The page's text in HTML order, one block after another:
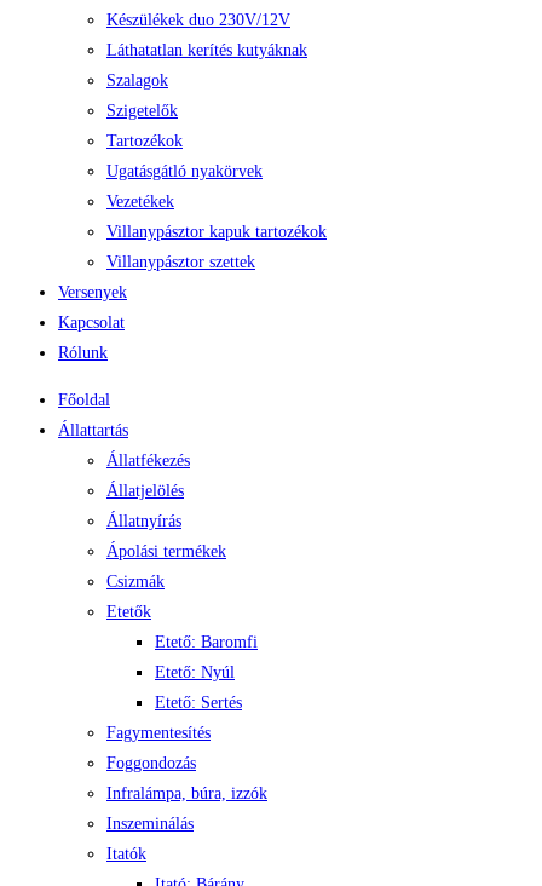
Készülékek duo 230V/12V
Láthatatlan kerítés kutyáknak
Szalagok
Szigetelők
Tartozékok
Ugatásgátló nyakörvek
Vezetékek
Villanypásztor kapuk tartozékok
Villanypásztor szettek
Versenyek
Kapcsolat
Rólunk
Főoldal
Állattartás
Állatfékezés
Állatjelölés
Állatnyírás
Ápolási termékek
Csizmák
Etetők
Etető: Baromfi
Etető: Nyúl
Etető: Sertés
Fagymentesítés
Foggondozás
Infralámpa, búra, izzók
Inszeminálás
Itatók